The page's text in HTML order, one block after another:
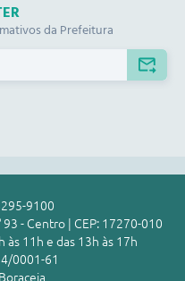
da Prefeitura
9100
- Centro | CEP: 17270-010
às 11h e das 13h às 17h
0001-61